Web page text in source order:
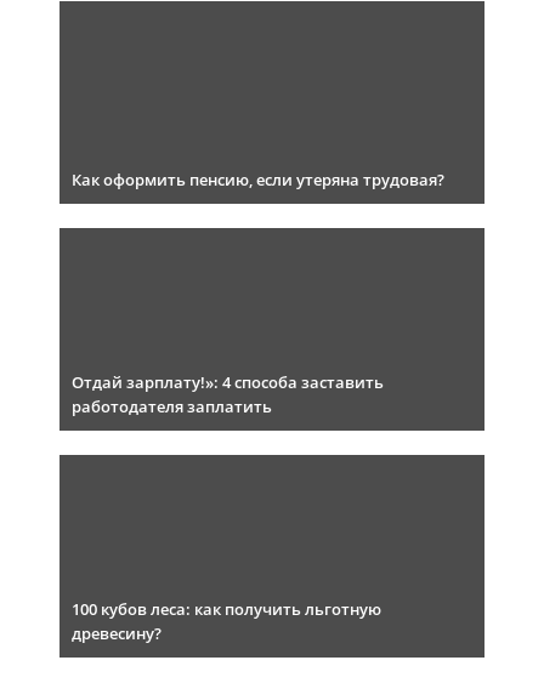
Как оформить пенсию, если утеряна трудовая?
Отдай зарплату!»: 4 способа заставить
работодателя заплатить
100 кубов леса: как получить льготную
древесину?